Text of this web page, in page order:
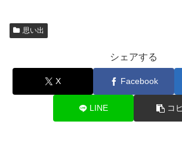
思い出
シェアする
X Facebook
LINE コ